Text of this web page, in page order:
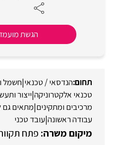
הגשת
הנדסאי / טכנאי|חשמל
טכנאי אלקטרוניקה|ייצור
מרכיבים ומתקינים|מתאים גם
עבודה ראשונה|עובד טכני
פתח